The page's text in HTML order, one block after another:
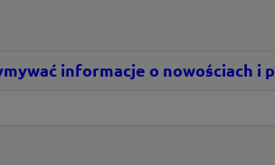
informacje o nowościach i